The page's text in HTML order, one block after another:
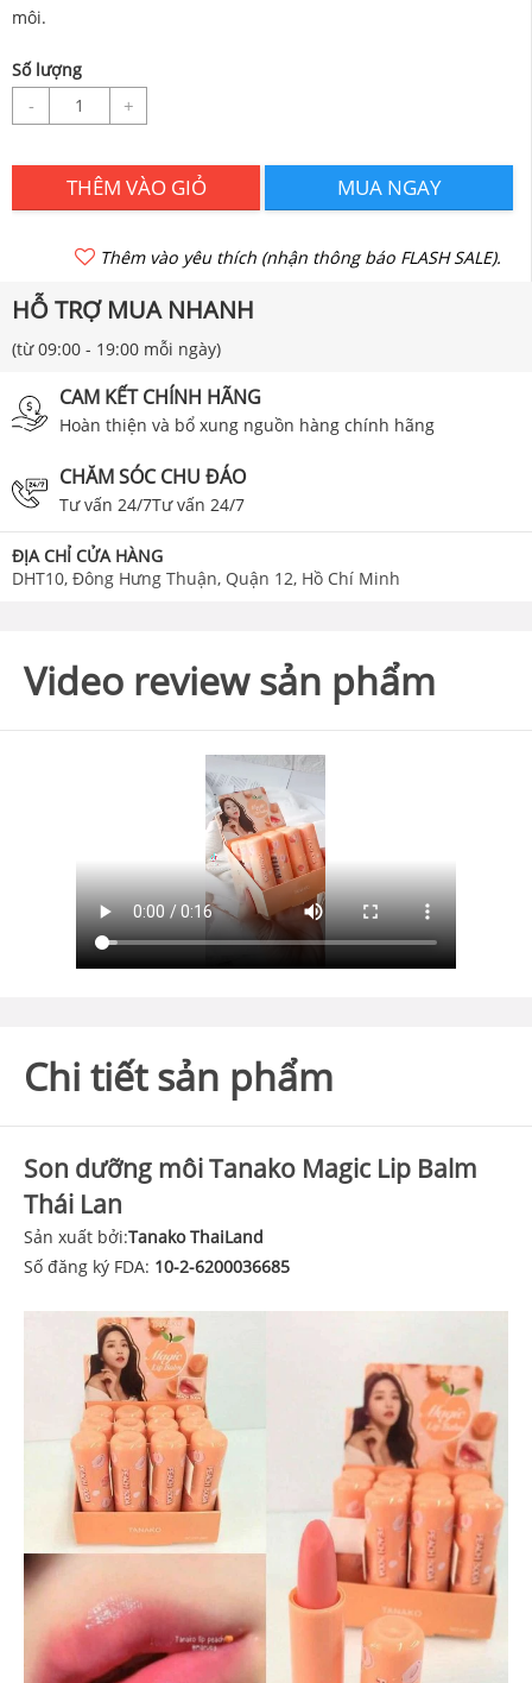
môi.
Số lượng
- +
THÊM VÀO GIỎ MUA NGAY
Thêm vào yêu thích (nhận thông báo FLASH SALE).
HỖ TRỢ MUA NHANH
(từ 09:00 - 19:00 mỗi ngày)
CAM KẾT CHÍNH HÃNG
Hoàn thiện và bổ xung nguồn hàng chính hãng
CHĂM SÓC CHU ĐÁO
Tư vấn 24/7Tư vấn 24/7
ĐỊA CHỈ CỬA HÀNG
DHT10, Đông Hưng Thuận, Quận 12, Hồ Chí Minh
Video review sản phẩm
Chi tiết sản phẩm
Son dưỡng môi Tanako Magic Lip Balm
Thái Lan
Sản xuất bởi:Tanako ThaiLand
Số đăng ký FDA: 10-2-6200036685